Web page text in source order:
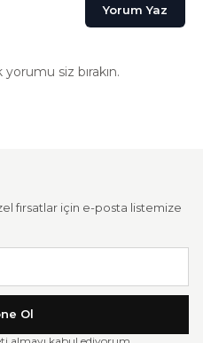
Yorum Yaz
siz bırakın.
fırsatlar için e-posta listemize
Ol